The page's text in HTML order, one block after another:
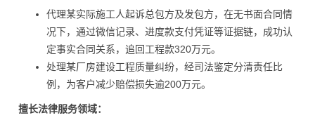
代理某实际施工人起诉总包方及发包方，在无书面合同情
况下，通过微信记录、进度款支付凭证等证据链，成功认
定事实合同关系，追回工程款320万元。
处理某厂房建设工程质量纠纷，经司法鉴定分清责任比
例，为客户减少赔偿损失逾200万元。
擅长法律服务领域：